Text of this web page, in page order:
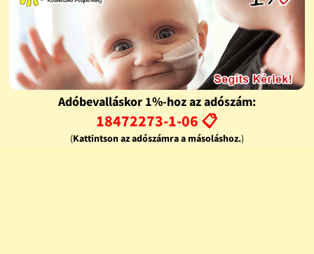
Adóbevalláskor 1%-hoz az adószám:
18472273-1-06 📋
(Kattintson az adószámra a másoláshoz.)